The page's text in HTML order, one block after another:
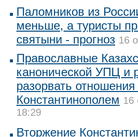
Паломников из
меньше, а туристы
святыни - прогноз 16
Православные
канонической УПЦ и
разорвать отношения
Константинополем 16
18:29
Вторжение